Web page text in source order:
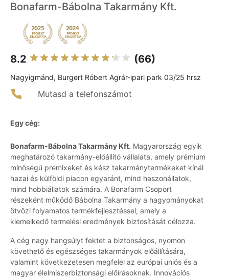
Bonafarm-Bábolna Takarmány Kft.
8.2 (66)
Nagyigmánd, Burgert Róbert Agrár-ipari park 03/25 hrsz
Mutasd a telefonszámot
Egy cég:
Bonafarm-Bábolna Takarmány Kft. Magyarország egyik
meghatározó takarmány-előállító vállalata, amely prémium
minőségű premixeket és kész takarmánytermékeket kínál
hazai és külföldi piacon egyaránt, mind haszonállatok,
mind hobbiállatok számára. A Bonafarm Csoport
részeként működő Bábolna Takarmány a hagyományokat
ötvözi folyamatos termékfejlesztéssel, amely a
kiemelkedő termelési eredmények biztosítását célozza.
A cég nagy hangsúlyt fektet a biztonságos, nyomon
követhető és egészséges takarmányok előállítására,
valamint következetesen megfelel az európai uniós és a
magyar élelmiszerbiztonsági előírásoknak. Innovációs